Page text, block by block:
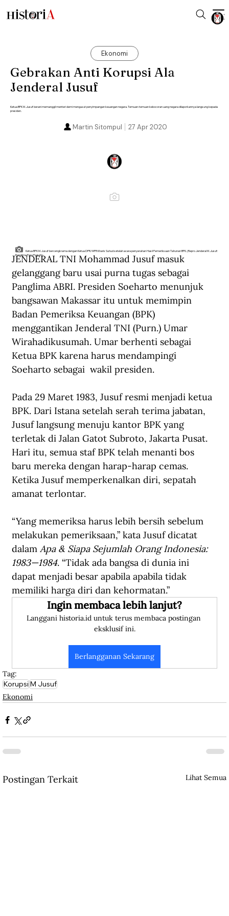
Ekonomi
Gebrakan Anti Korupsi Ala
Jenderal Jusuf
Ketua BPK M. Jusuf berani memanggil menteri demi mengusut penyimpangan keuangan negara. Temuan-temuan kebocoran uang negara dilaporkannya langsung kepada
presiden.
27 Apr 2020
Martin Sitompul
Ketua BPK M. Jusuf bercengkrama dengan Ketua DPR/MPR Kharis Suhud setelah acara penyerahan Hasil Pemeriksaan Tahunan BPK. (Repro Jenderal M. Jusuf:
Panglima Para Prajurit).
JENDERAL TNI Mohammad Jusuf masuk
gelanggang baru usai purna tugas sebagai
Panglima ABRI. Presiden Soeharto menunjuk
bangsawan Makassar itu untuk memimpin
Badan Pemeriksa Keuangan (BPK)
menggantikan Jenderal TNI (Purn.) Umar
Wirahadikusumah. Umar berhenti sebagai
Ketua BPK karena harus mendampingi
Soeharto sebagai  wakil presiden.
Pada 29 Maret 1983, Jusuf resmi menjadi ketua
BPK. Dari Istana setelah serah terima jabatan,
Jusuf langsung menuju kantor BPK yang
terletak di Jalan Gatot Subroto, Jakarta Pusat.
Hari itu, semua staf BPK telah menanti bos
baru mereka dengan harap-harap cemas.
Ketika Jusuf memperkenalkan diri, sepatah
amanat terlontar.
“Yang memeriksa harus lebih bersih sebelum
melakukan pemeriksaan,” kata Jusuf dicatat
dalam Apa & Siapa Sejumlah Orang Indonesia:
1983—1984. “Tidak ada bangsa di dunia ini
dapat menjadi besar apabila apabila tidak
memiliki harga diri dan kehormatan.”
Ingin membaca lebih lanjut?
Langgani historia.id untuk terus membaca postingan
eksklusif ini.
Berlangganan Sekarang
Tag:
KorupsiM Jusuf
Ekonomi
Postingan Terkait Lihat Semua